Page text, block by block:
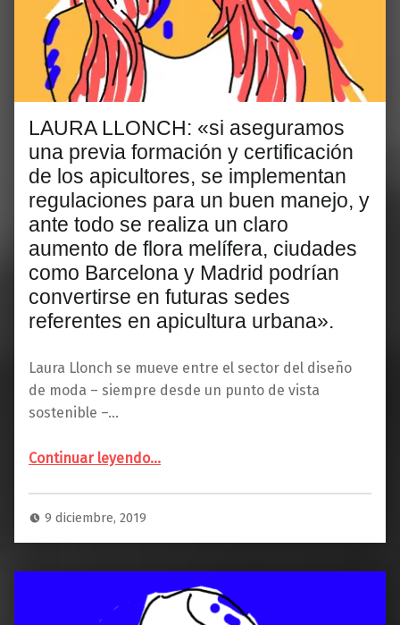
LAURA LLONCH: «si aseguramos
una previa formación y certificación
de los apicultores, se implementan
regulaciones para un buen manejo, y
ante todo se realiza un claro
aumento de flora melífera, ciudades
como Barcelona y Madrid podrían
convertirse en futuras sedes
referentes en apicultura urbana».
Laura Llonch se mueve entre el sector del diseño
de moda – siempre desde un punto de vista
sostenible –…
Continuar leyendo…
9 diciembre, 2019